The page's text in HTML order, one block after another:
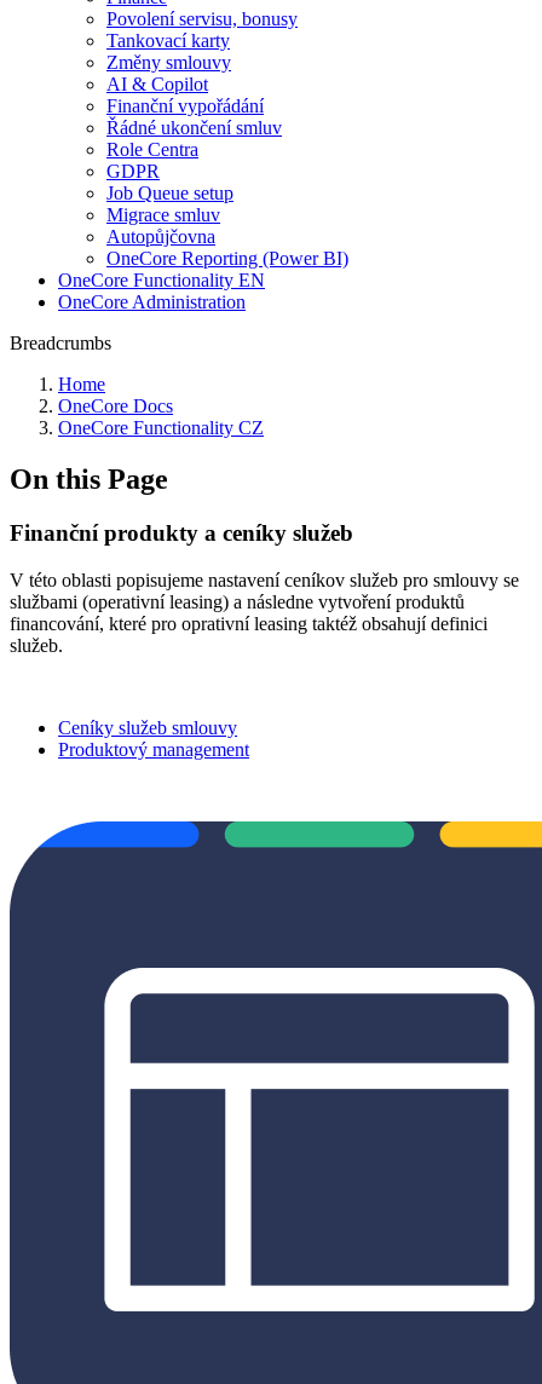
Povolení servisu, bonusy
Tankovací karty
Změny smlouvy
AI & Copilot
Finanční vypořádání
Řádné ukončení smluv
Role Centra
GDPR
Job Queue setup
Migrace smluv
Autopůjčovna
OneCore Reporting (Power BI)
OneCore Functionality EN
OneCore Administration
Breadcrumbs
Home
OneCore Docs
OneCore Functionality CZ
On this Page
Finanční produkty a ceníky služeb
V této oblasti popisujeme nastavení ceníkov služeb pro smlouvy se
službami (operativní leasing) a následne vytvoření produktů
financování, které pro oprativní leasing taktéž obsahují definici
služeb.
Ceníky služeb smlouvy
Produktový management